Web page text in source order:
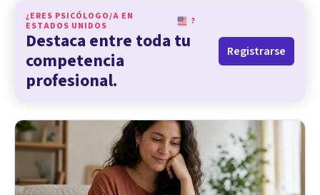
¿ERES PSICÓLOGO/A EN
ESTADOS UNIDOS
?
Destaca entre toda tu
competencia
profesional.
Registrarse